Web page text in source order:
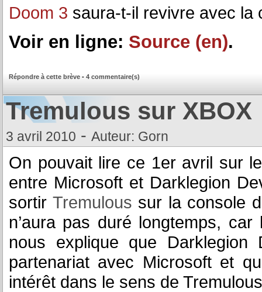
Doom 3 saura-t-il revivre avec la
Voir en ligne: Source (en).
Répondre à cette brève - 4 commentaire(s)
Tremulous sur XBOX
3 avril 2010 - Auteur: Gorn
On pouvait lire ce 1er avril sur
entre Microsoft et Darklegion
sortir Tremulous sur la console
n’aura pas duré longtemps,
nous explique que
partenariat avec Microsoft et
intérêt dans le sens de